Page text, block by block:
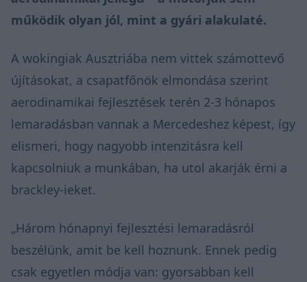
működik olyan jól, mint a gyári alakulaté.
A wokingiak Ausztriába nem vittek számottevő
újításokat, a csapatfőnök elmondása szerint
aerodinamikai fejlesztések terén 2-3 hónapos
lemaradásban vannak a Mercedeshez képest, így
elismeri, hogy nagyobb intenzitásra kell
kapcsolniuk a munkában, ha utol akarják érni a
brackley-ieket.
„Három hónapnyi fejlesztési lemaradásról
beszélünk, amit be kell hoznunk. Ennek pedig
csak egyetlen módja van: gyorsabban kell